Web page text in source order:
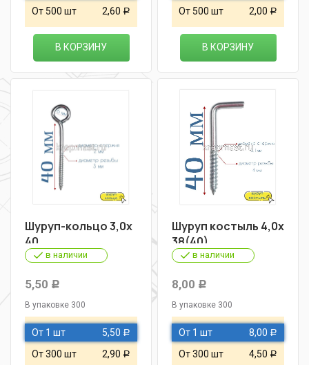
От 500 шт 2,60 Р
В КОРЗИНУ
От 500 шт 2,00 Р
В КОРЗИНУ
Шуруп-кольцо 3,0х
40
в наличии
5,50 Р
В упаковке 300
От 1 шт 5,50 Р
От 300 шт 2,90 Р
Шуруп костыль 4,0х
38(40)
в наличии
8,00 Р
В упаковке 300
От 1 шт 8,00 Р
От 300 шт 4,50 Р